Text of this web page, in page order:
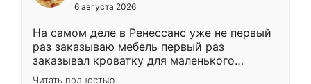
6 августа 2026
На самом деле в Ренессанс уже не первый
раз заказываю мебель первый раз
заказывал кроватку для маленького
ребёнка при его рождении ,во второй раз
Читать полностью